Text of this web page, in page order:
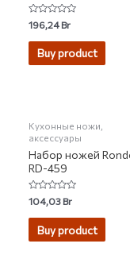
Rated
0
out
196,24Br
Buy product
Кухонные ножи,
аксессуары
Набор ножей
RD-459
Rated
0
out
104,03Br
Buy product